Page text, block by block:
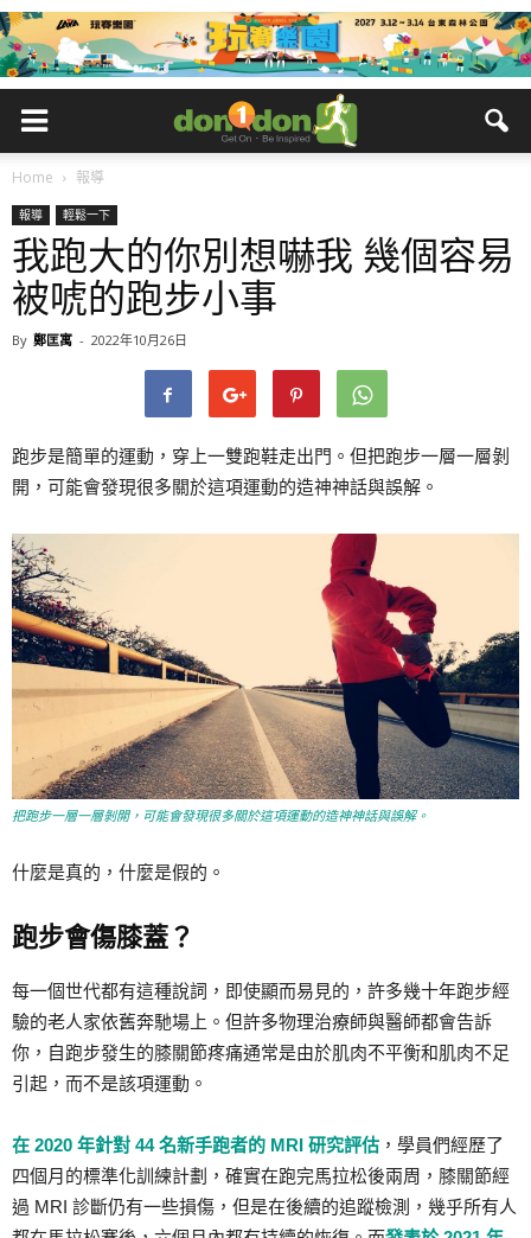
Home 報導
報導 輕鬆一下
我跑大的你別想嚇我 幾個容易
被唬的跑步小事
By 鄭匡寓 - 2022年10月26日
跑步是簡單的運動，穿上一雙跑鞋走出門。但把跑步一層一層剝
開，可能會發現很多關於這項運動的造神神話與誤解。
把跑步一層一層剝開，可能會發現很多關於這項運動的造神神話與誤解。
什麼是真的，什麼是假的。
跑步會傷膝蓋？
每一個世代都有這種說詞，即使顯而易見的，許多幾十年跑步經
驗的老人家依舊奔馳場上。但許多物理治療師與醫師都會告訴
你，自跑步發生的膝關節疼痛通常是由於肌肉不平衡和肌肉不足
引起，而不是該項運動。
在 2020 年針對 44 名新手跑者的 MRI 研究評估 ，學員們經歷了
四個月的標準化訓練計劃，確實在跑完馬拉松後兩周，膝關節經
過 MRI 診斷仍有一些損傷，但是在後續的追蹤檢測，幾乎所有人